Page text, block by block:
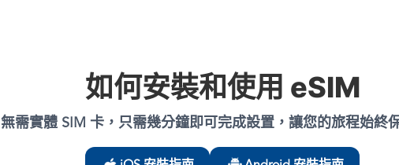
如何安裝和使用 eSIM
無需實體 SIM 卡，只需幾分鐘即可完成設置，讓您的旅程始終